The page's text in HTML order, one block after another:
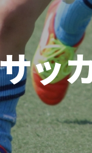
橋本
（相模原市緑区）
久喜
（久喜市）
ッ